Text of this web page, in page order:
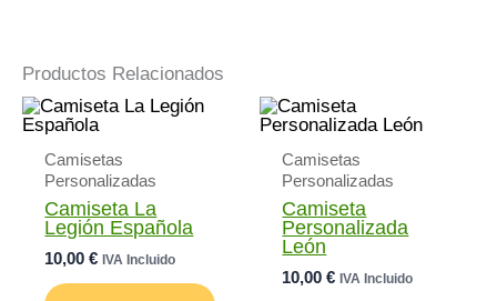
Productos Relacionados
Camisetas
Personalizadas
Camiseta La
Legión Española
10,00€ IVA Incluido
Camisetas
Personalizadas
Camiseta
Personalizada
León
10,00€ IVA Incluido